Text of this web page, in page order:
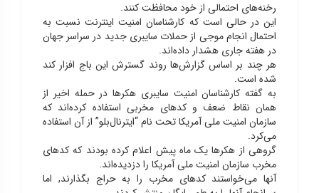
رخنه‌های احتمالی از خود محافظت کنند.
این در حالی است که کارشناسان امنیت اینترنت نسبت به
احتمال انجام موجی از حملات سایبری جدید در سراسر جهان
در هفته جاری هشدار داده‌اند.
هر چند بر اساس گزارش‌ها روند گسترش این باج افزار کند
شده است.
به گفته کارشناسان امنیت سایبری هکرها در حمله اخیر از
همان نقاط ضعف و کدهای مخربی استفاده کرده‌اند که
سازمان امنیت ملی آمریکا تحت نام “ایترنال‌بلو” از آن استفاده
می‌کرد.
گروهی از هکرها یک ماه پیش اعلام کرده بودند که کدهای
مخرب سازمان امنیت ملی آمریکا را دزدیده‌اند.
آنها می‌خواستند کدهای مخرب را به حراج بگذارند, اما